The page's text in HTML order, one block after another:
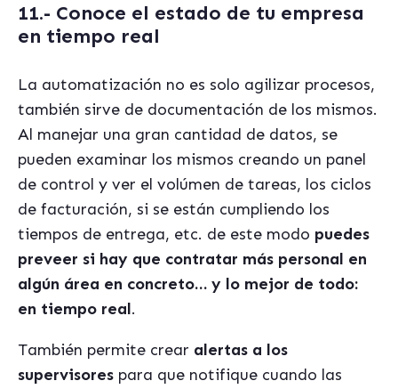
11.- Conoce el estado de tu empresa
en tiempo real
La automatización no es solo agilizar procesos,
también sirve de documentación de los mismos.
Al manejar una gran cantidad de datos, se
pueden examinar los mismos creando un panel
de control y ver el volúmen de tareas, los ciclos
de facturación, si se están cumpliendo los
tiempos de entrega, etc. de este modo puedes
preveer si hay que contratar más personal en
algún área en concreto… y lo mejor de todo:
en tiempo real.
También permite crear alertas a los
supervisores para que notifique cuando las